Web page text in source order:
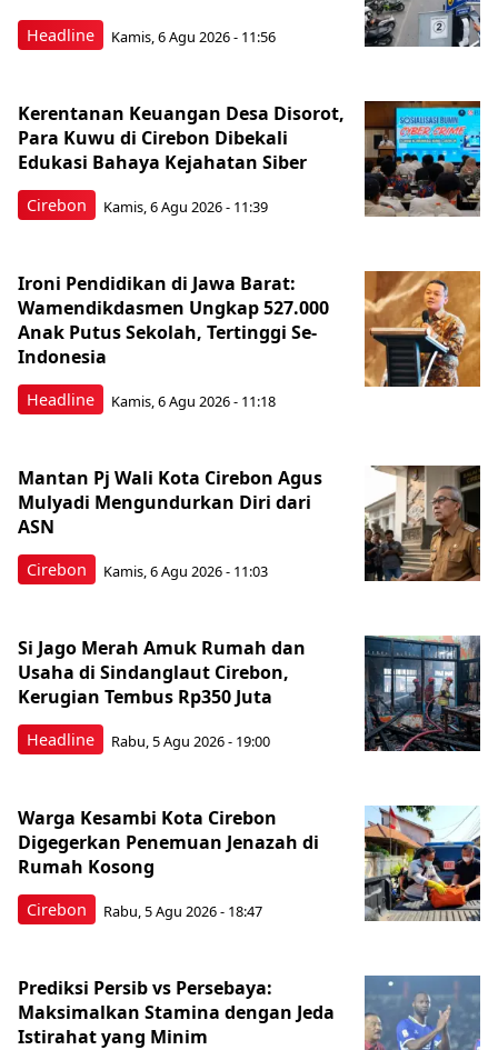
Headline Kamis, 6 Agu 2026 - 11:56
Cirebon
Kerentanan Keuangan Desa Disorot,
Para Kuwu di Cirebon Dibekali
Edukasi Bahaya Kejahatan Siber
Kamis, 6 Agu 2026 - 11:39
Headline
Ironi Pendidikan di Jawa Barat:
Wamendikdasmen Ungkap 527.000
Anak Putus Sekolah, Tertinggi Se-
Indonesia
Kamis, 6 Agu 2026 - 11:18
Cirebon
Mantan Pj Wali Kota Cirebon Agus
Mulyadi Mengundurkan Diri dari
ASN
Kamis, 6 Agu 2026 - 11:03
Headline
Si Jago Merah Amuk Rumah dan
Usaha di Sindanglaut Cirebon,
Kerugian Tembus Rp350 Juta
Rabu, 5 Agu 2026 - 19:00
Cirebon
Warga Kesambi Kota Cirebon
Digegerkan Penemuan Jenazah di
Rumah Kosong
Rabu, 5 Agu 2026 - 18:47
Prediksi Persib vs Persebaya:
Maksimalkan Stamina dengan Jeda
Istirahat yang Minim